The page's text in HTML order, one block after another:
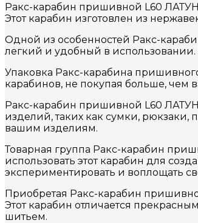
Ракс-карабин пришивной L60
Этот карабин изготовлен из
Одной из особенностей Ракс-
легкий и удобный в
Упаковка Ракс-карабина
карабинов, не покупая больше, чем
Ракс-карабин пришивной L60
изделий, таких как сумки, рюкзаки,
вашим изделиям.
Товарная группа Ракс-карабин
использовать этот карабин для
экспериментировать и воплощать
Приобретая Ракс-карабин
Этот карабин отличается
шитьем.